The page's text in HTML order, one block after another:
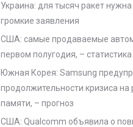
Украина: для тысяч ракет нужна
громкие заявления
США: самые продаваемые
первом полугодия, – статистика
Южная Корея: Samsung
продолжительности кризиса на
памяти, – прогноз
США: Qualcomm объявила о